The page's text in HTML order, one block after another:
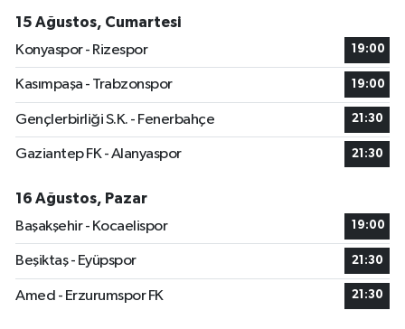
15 Ağustos, Cumartesi
Konyaspor - Rizespor
19:00
Kasımpaşa - Trabzonspor 19:00
Gençlerbirliği S.K. - Fenerbahçe 21:30
Gaziantep FK - Alanyaspor 21:30
16 Ağustos, Pazar
Başakşehir - Kocaelispor
19:00
Beşiktaş - Eyüpspor 21:30
Amed - Erzurumspor FK 21:30